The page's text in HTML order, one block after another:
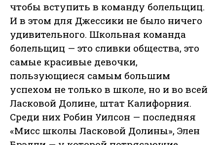
чтобы вступить в команду болельщиц.
И в этом для Джессики не было ничего
удивительного. Школьная команда
болельщиц — это сливки общества, это
самые красивые девочки,
пользующиеся самым большим
успехом не только в школе, но и во всей
Ласковой Долине, штат Калифорния.
Среди них Робин Уилсон — последняя
«Мисс школы Ласковой Долины», Элен